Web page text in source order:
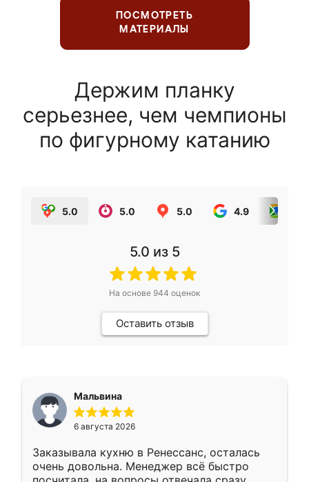
ПОСМОТРЕТЬ
МАТЕРИАЛЫ
Держим планку
серьезнее, чем чемпионы
по фигурному катанию
5.0 5.0 5.0 4.9
5.0 из 5
На основе 944 оценок
Оставить отзыв
Мальвина
6 августа 2026
Заказывала кухню в Ренессанс, осталась
очень довольна. Менеджер всё быстро